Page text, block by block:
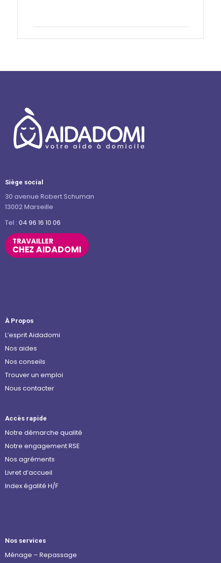
Siège social
30 avenue Robert Schuman
13002 Marseille
Tel : 04 96 16 10 06
TRAVAILLER
CHEZ AIDADOMI
À Propos
L’esprit Aidadomi
Nos aides
Nos conseils
Trouver un emploi
Nous contacter
Accès rapide
Notre démarche qualité
Notre engagement RSE
Nos agréments
Livret d’accueil
Index égalité H/F
Nos services
Ménage – Repassage